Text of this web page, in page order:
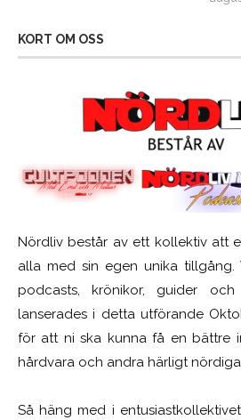
KORT OM OSS
Nördliv består av ett kollektiv att
alla med sin egen unika tillgång.
podcasts, krönikor, guider
lanserades i detta utförande
för att ni ska kunna få en bättre
hårdvara och andra härligt
Så häng med i